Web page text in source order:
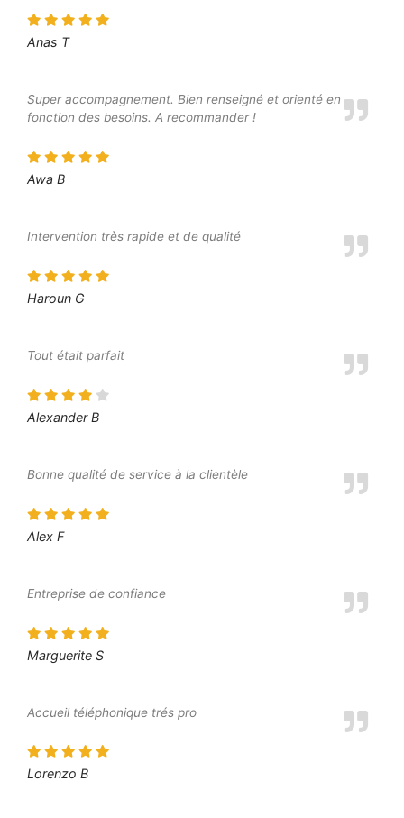
Anas T
Super accompagnement. Bien renseigné et orienté en
fonction des besoins. A recommander !
Awa B
Intervention très rapide et de qualité
Haroun G
Tout était parfait
Alexander B
Bonne qualité de service à la clientèle
Alex F
Entreprise de confiance
Marguerite S
Accueil téléphonique trés pro
Lorenzo B